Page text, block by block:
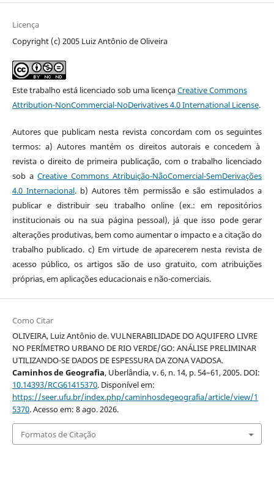
Licença
Copyright (c) 2005 Luiz Antônio de Oliveira
Este trabalho está licenciado sob uma licençaCreative Commons
Attribution-NonCommercial-NoDerivatives 4.0 International License.
Autores que publicam nesta revista concordam com os seguintes
termos: a) Autores mantém os direitos autorais e concedem à
revista o direito de primeira publicação, com o trabalho licenciado
sob a Creative Commons Atribuição-NãoComercial-SemDerivações
4.0 Internacional. b) Autores têm permissão e são estimulados a
publicar e distribuir seu trabalho online (ex.: em repositórios
institucionais ou na sua página pessoal), já que isso pode gerar
alterações produtivas, bem como aumentar o impacto e a citação do
trabalho publicado. c) Em virtude de aparecerem nesta revista de
acesso público, os artigos são de uso gratuito, com atribuições
próprias, em aplicações educacionais e não-comerciais.
Como Citar
OLIVEIRA, Luiz Antônio de. VULNERABILIDADE DO AQUIFERO LIVRE
NO PERÍMETRO URBANO DE RIO VERDE/GO: ANÁLISE PRELIMINAR
UTILIZANDO-SE DADOS DE ESPESSURA DA ZONA VADOSA.
Caminhos de Geografia, Uberlândia, v. 6, n. 14, p. 54–61, 2005. DOI:
10.14393/RCG61415370. Disponível em:
https://seer.ufu.br/index.php/caminhosdegeografia/article/view/1
5370. Acesso em: 8 ago. 2026.
Formatos de Citação